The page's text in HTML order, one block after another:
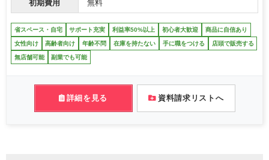
初期費用 無料
省スペース・自宅 サポート充実 利益率50%以上 初心者大歓迎 商品に自信あり
女性向け 高齢者向け 年齢不問 在庫を持たない 手に職をつける 店頭で販売する
無店舗可能 副業でも可能
詳細を見る 資料請求リストへ